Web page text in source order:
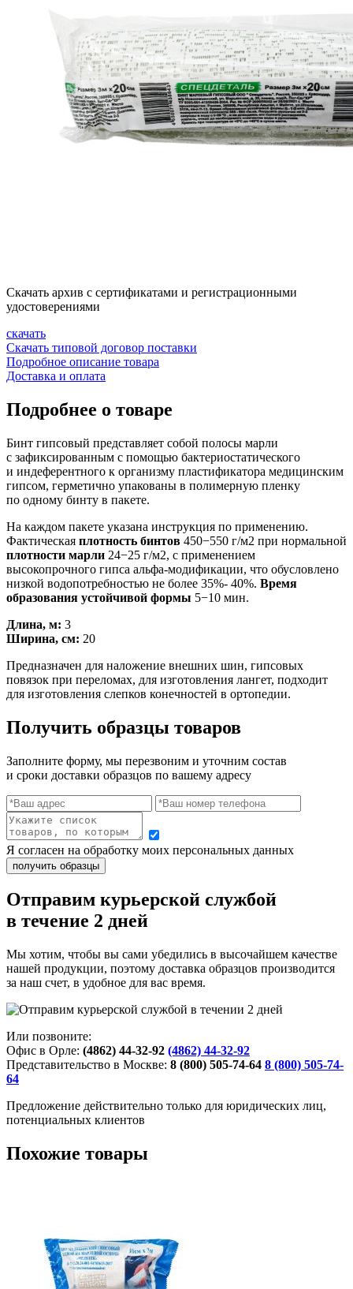
Скачать архив с сертификатами и регистрационными
удостоверениями
скачать
Скачать типовой договор поставки
Подробное описание товара
Доставка и оплата
Подробнее о товаре
Бинт гипсовый представляет собой полосы марли
с зафиксированным с помощью бактериостатического
и индеферентного к организму пластификатора медицинским
гипсом, герметично упакованы в полимерную пленку
по одному бинту в пакете.
На каждом пакете указана инструкция по применению.
Фактическая плотность бинтов 450−550 г/м2 при нормальной
плотности марли 24−25 г/м2, с применением
высокопрочного гипса альфа-модификации, что обусловлено
низкой водопотребностью не более 35%- 40%. Время
образования устойчивой формы 5−10 мин.
Длина, м: 3
Ширина, см: 20
Предназначен для наложение внешних шин, гипсовых
повязок при переломах, для изготовления лангет, подходит
для изготовления слепков конечностей в ортопедии.
Получить образцы товаров
Заполните форму, мы перезвоним и уточним состав
и сроки доставки образцов по вашему адресу
Я согласен на обработку моих персональных данных
Отправим курьерской службой
в течение 2 дней
Мы хотим, чтобы вы сами убедились в высочайшем качестве
нашей продукции, поэтому доставка образцов производится
за наш счет, в удобное для вас время.
Или позвоните:
Офис в Орле: (4862) 44-32-92 (4862) 44-32-92
Представительство в Москве: 8 (800) 505-74-64 8 (800) 505-74-
64
Предложение действительно только для юридических лиц,
потенциальных клиентов
Похожие товары